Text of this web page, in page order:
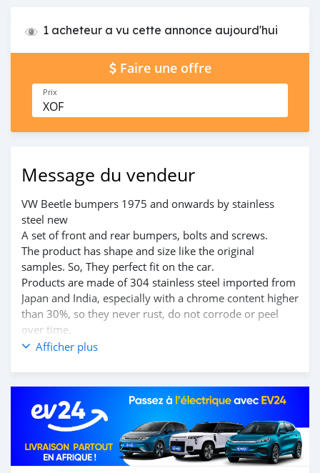
1 acheteur a vu cette annonce aujourd'hui
Faire une offre
Prix
XOF
Message du vendeur
VW Beetle bumpers 1975 and onwards by stainless
steel new
A set of front and rear bumpers, bolts and screws.
The product has shape and size like the original
samples. So, They perfect fit on the car.
Products are made of 304 stainless steel imported from
Japan and India, especially with a chrome content higher
than 30%, so they never rust, do not corrode or peel
over time.
Polished product – with a perfect shine (like chrome).
Please visit the link: classiccarpartsvn.com/product/vw-
beetle-bumpers-1975-and-onwards/
If you need all parts for any classic car, Please contact
me.
Web: classiccarpartsvn.com
Email: info@classiccarpartsvn.com
Afficher plus